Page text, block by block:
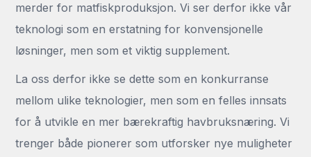
merder for matfiskproduksjon. Vi ser derfor ikke vår
teknologi som en erstatning for konvensjonelle
løsninger, men som et viktig supplement.
La oss derfor ikke se dette som en konkurranse
mellom ulike teknologier, men som en felles innsats
for å utvikle en mer bærekraftig havbruksnæring. Vi
trenger både pionerer som utforsker nye muligheter